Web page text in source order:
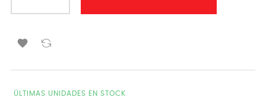

ÚLTIMAS UNIDADES EN STOCK